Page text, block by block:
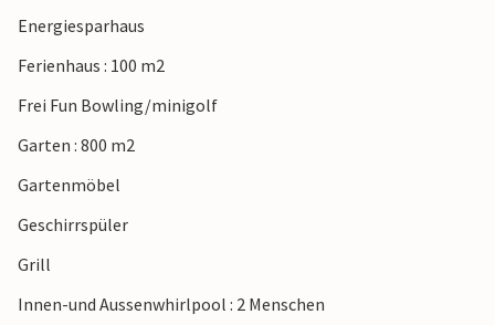
Energiesparhaus
Ferienhaus : 100 m2
Frei Fun Bowling/minigolf
Garten : 800 m2
Gartenmöbel
Geschirrspüler
Grill
Innen-und Aussenwhirlpool : 2 Menschen